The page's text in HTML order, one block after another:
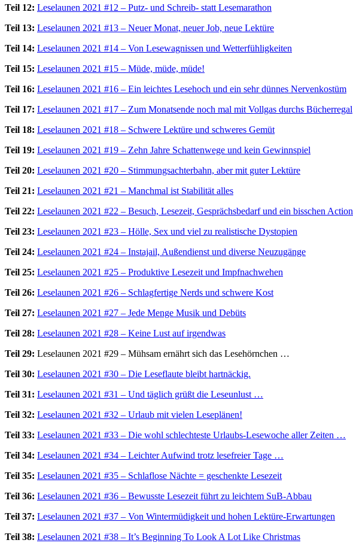
Teil 12: Leselaunen 2021 #12 – Putz- und Schreib- statt Lesemarathon
Teil 13: Leselaunen 2021 #13 – Neuer Monat, neuer Job, neue Lektüre
Teil 14: Leselaunen 2021 #14 – Von Lesewagnissen und Wetterfühligkeiten
Teil 15: Leselaunen 2021 #15 – Müde, müde, müde!
Teil 16: Leselaunen 2021 #16 – Ein leichtes Lesehoch und ein sehr dünnes Nervenkostüm
Teil 17: Leselaunen 2021 #17 – Zum Monatsende noch mal mit Vollgas durchs Bücherregal
Teil 18: Leselaunen 2021 #18 – Schwere Lektüre und schweres Gemüt
Teil 19: Leselaunen 2021 #19 – Zehn Jahre Schattenwege und kein Gewinnspiel
Teil 20: Leselaunen 2021 #20 – Stimmungsachterbahn, aber mit guter Lektüre
Teil 21: Leselaunen 2021 #21 – Manchmal ist Stabilität alles
Teil 22: Leselaunen 2021 #22 – Besuch, Lesezeit, Gesprächsbedarf und ein bisschen Action
Teil 23: Leselaunen 2021 #23 – Hölle, Sex und viel zu realistische Dystopien
Teil 24: Leselaunen 2021 #24 – Instajail, Außendienst und diverse Neuzugänge
Teil 25: Leselaunen 2021 #25 – Produktive Lesezeit und Impfnachwehen
Teil 26: Leselaunen 2021 #26 – Schlagfertige Nerds und schwere Kost
Teil 27: Leselaunen 2021 #27 – Jede Menge Musik und Debüts
Teil 28: Leselaunen 2021 #28 – Keine Lust auf irgendwas
Teil 29: Leselaunen 2021 #29 – Mühsam ernährt sich das Lesehörnchen …
Teil 30: Leselaunen 2021 #30 – Die Leseflaute bleibt hartnäckig.
Teil 31: Leselaunen 2021 #31 – Und täglich grüßt die Leseunlust …
Teil 32: Leselaunen 2021 #32 – Urlaub mit vielen Leseplänen!
Teil 33: Leselaunen 2021 #33 – Die wohl schlechteste Urlaubs-Lesewoche aller Zeiten …
Teil 34: Leselaunen 2021 #34 – Leichter Aufwind trotz lesefreier Tage …
Teil 35: Leselaunen 2021 #35 – Schlaflose Nächte = geschenkte Lesezeit
Teil 36: Leselaunen 2021 #36 – Bewusste Lesezeit führt zu leichtem SuB-Abbau
Teil 37: Leselaunen 2021 #37 – Von Wintermüdigkeit und hohen Lektüre-Erwartungen
Teil 38: Leselaunen 2021 #38 – It’s Beginning To Look A Lot Like Christmas